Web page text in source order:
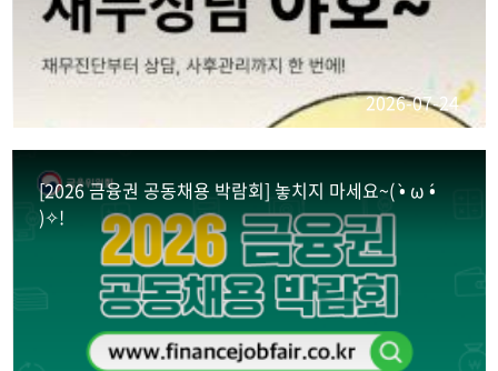
2026-07-24
[2026 금융권 공동채용 박람회] 놓치지 마세요~( •̀ ω •́
)✧!